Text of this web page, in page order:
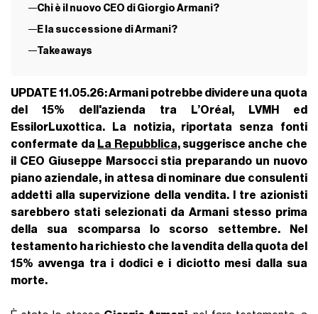
Chi è il nuovo CEO di Giorgio Armani?
E la successione di Armani?
Takeaways
UPDATE 11.05.26: Armani potrebbe dividere una quota
del 15% dell'azienda tra L’Oréal, LVMH ed
EssilorLuxottica. La notizia, riportata senza fonti
confermate da La Repubblica, suggerisce anche che
il CEO Giuseppe Marsocci stia preparando un nuovo
piano aziendale, in attesa di nominare due consulenti
addetti alla supervizione della vendita. I tre azionisti
sarebbero stati selezionati da Armani stesso prima
della sua scomparsa lo scorso settembre. Nel
testamento ha richiesto che la vendita della quota del
15% avvenga tra i dodici e i diciotto mesi dalla sua
morte.